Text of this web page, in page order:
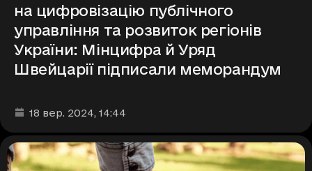
на цифровізацію публічного
управління та розвиток регіонів
України: Мінцифра й Уряд
Швейцарії підписали меморандум
Дата та час публікації
18 вер. 2024, 14:44